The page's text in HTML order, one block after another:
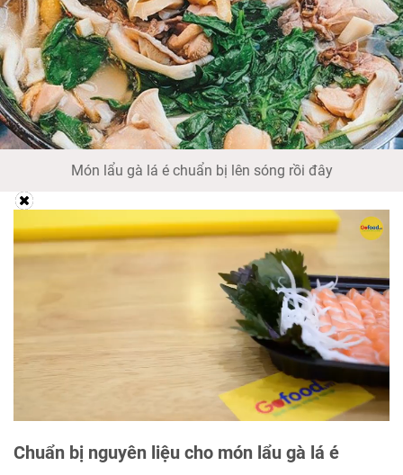
Món lẩu gà lá é chuẩn bị lên sóng rồi đây
Chuẩn bị nguyên liệu cho món lẩu gà lá é